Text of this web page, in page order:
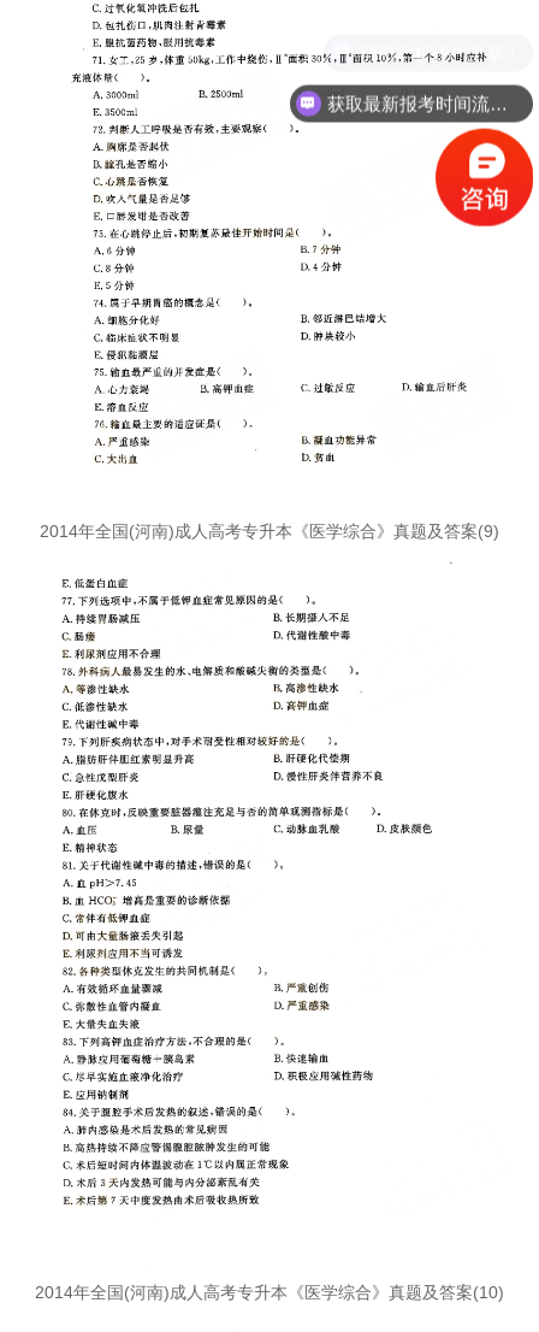
2014年全国(河南)成人高考专升本《医学综合》真题及答案(9)
2014年全国(河南)成人高考专升本《医学综合》真题及答案(10)